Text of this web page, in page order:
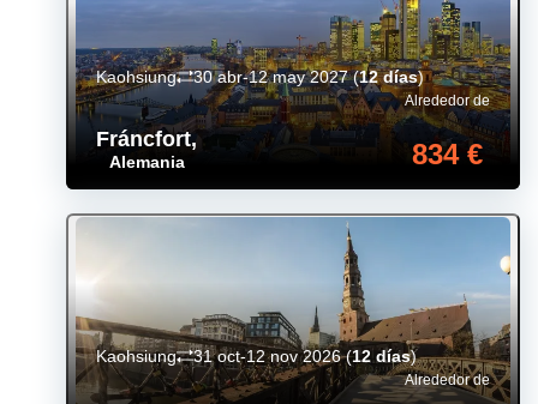
Fráncfort,
Alemania
Alrededor de
834 €
Kaohsiung 30 abr-12 may 2027(12 días)
Alrededor de
Kaohsiung 31 oct-12 nov 2026(12 días)